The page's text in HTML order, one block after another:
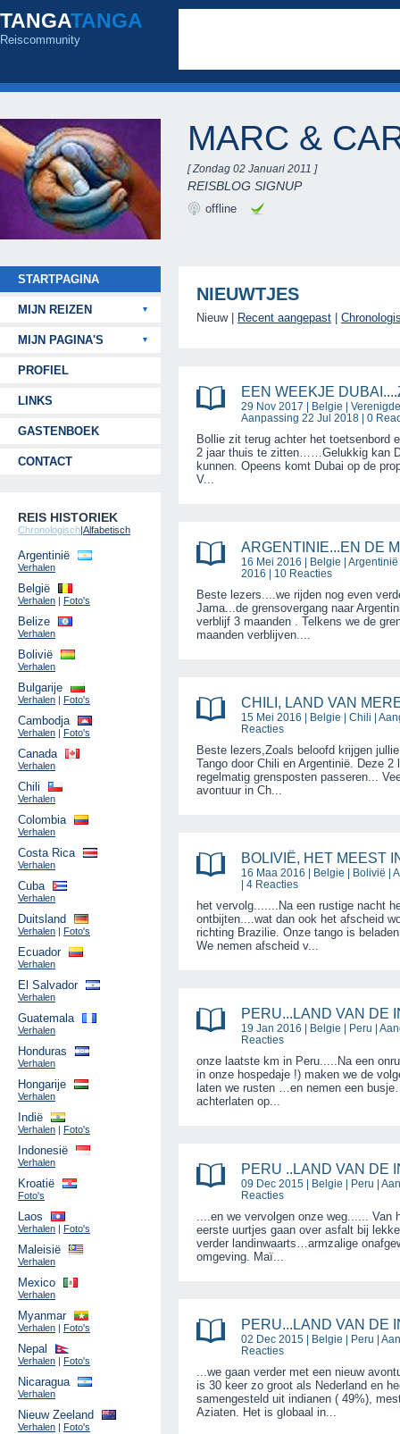
TANGATANGA
Reiscommunity
MARC &
[ Zondag 02 Januari 2011 ]
REISBLOG SIGNUP
offline
NIEUWTJES
Nieuw | Recent aangepast
EEN WEEKJE
29 Nov 2017 | Belgie |
Aanpassing 22 Jul 2018 | 0
Bollie zit terug achter het toetsenbord
2 jaar thuis te zitten……Gelukkig kan
kunnen. Opeens komt Dubai op de
V...
ARGENTINIE...EN DE
16 Mei 2016 | Belgie | Argentinië
2016 | 10 Reacties
Beste lezers....we rijden nog even
Jama...de grensovergang naar
verblijf 3 maanden . Telkens we de
maanden verblijven....
CHILI, LAND VAN
15 Mei 2016 | Belgie | Chili |
Reacties
Beste lezers,Zoals beloofd krijgen
Tango door Chili en Argentinië. Deze
regelmatig grensposten passeren...
avontuur in Ch...
BOLIVIË, HET MEEST
16 Maa 2016 | Belgie | Bolivië |
| 4 Reacties
het vervolg.......Na een rustige nacht
ontbijten....wat dan ook het afscheid
richting Brazilie. Onze tango is
We nemen afscheid v...
PERU...LAND VAN DE
19 Jan 2016 | Belgie | Peru |
Reacties
onze laatste km in Peru.....Na een
in onze hospedaje !) maken we de
laten we rusten …en nemen een
achterlaten op...
PERU ..LAND VAN DE
09 Dec 2015 | Belgie | Peru |
Reacties
....en we vervolgen onze weg...... Van
eerste uurtjes gaan over asfalt bij
verder landinwaarts…armzalige
omgeving. Maï...
PERU...LAND VAN DE
02 Dec 2015 | Belgie | Peru |
Reacties
...we gaan verder met een nieuw
is 30 keer zo groot als Nederland en
samengesteld uit indianen ( 49%),
Aziaten. Het is globaal in...
STARTPAGINA
MIJN REIZEN
MIJN PAGINA'S
PROFIEL
LINKS
GASTENBOEK
CONTACT
REIS HISTORIEK
Chronologisch|Alfabetisch
Argentinië
Verhalen
België
Verhalen | Foto's
Belize
Verhalen
Bolivië
Verhalen
Bulgarije
Verhalen | Foto's
Cambodja
Verhalen | Foto's
Canada
Verhalen
Chili
Verhalen
Colombia
Verhalen
Costa Rica
Verhalen
Cuba
Verhalen
Duitsland
Verhalen | Foto's
Ecuador
Verhalen
El Salvador
Verhalen
Guatemala
Verhalen
Honduras
Verhalen
Hongarije
Verhalen
Indië
Verhalen | Foto's
Indonesië
Verhalen
Kroatië
Foto's
Laos
Verhalen | Foto's
Maleisië
Verhalen
Mexico
Verhalen
Myanmar
Verhalen | Foto's
Nepal
Verhalen | Foto's
Nicaragua
Verhalen
Nieuw Zeeland
Verhalen | Foto's